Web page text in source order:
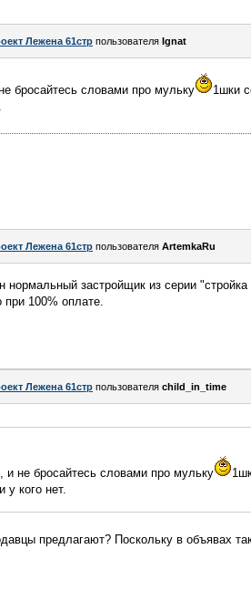
Лежена 61стр пользователя Ignat
бросайтесь словами про мульку
1шки
Лежена 61стр пользователя ArtemkaRu
застройщик из серии
100% оплате.
Лежена 61стр пользователя child_in_time
и не бросайтесь словами про мульку
у кого нет.
предлагают? Поскольку в объявах